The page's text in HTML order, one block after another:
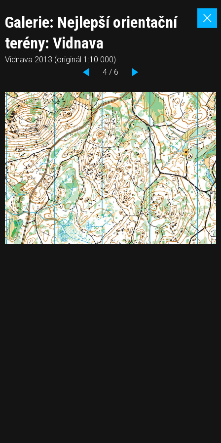
Galerie: Nejlepší orientační
terény: Vidnava
Vidnava 2013 (originál 1:10 000)
4 / 6